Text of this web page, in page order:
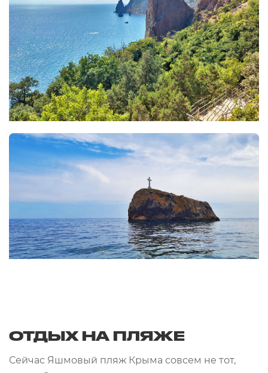
ОТДЫХ НА ПЛЯЖЕ
Сейчас Яшмовый пляж Крыма совсем не тот,